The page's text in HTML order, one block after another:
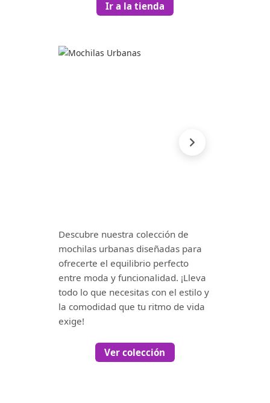
Ir a la tienda
Descubre nuestra colección de
mochilas urbanas diseñadas para
ofrecerte el equilibrio perfecto
entre moda y funcionalidad. ¡Lleva
todo lo que necesitas con el estilo y
la comodidad que tu ritmo de vida
exige!
Ver colección